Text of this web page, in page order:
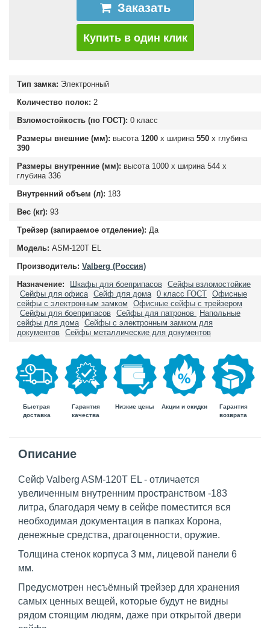
Заказать
Купить в один клик
Тип замка: Электронный
Количество полок: 2
Взломостойкость (по ГОСТ): 0 класс
Размеры внешние (мм): высота 1200 х ширина 550 х глубина
390
Размеры внутренние (мм): высота 1000 х ширина 544 х
глубина 336
Внутренний объем (л): 183
Вес (кг): 93
Трейзер (запираемое отделение): Да
Модель: ASM-120T EL
Производитель: Valberg (Россия)
Назначение:
Шкафы для боеприпасов Сейфы взломостойкие
Сейфы для офиса Сейф для дома 0 класс ГОСТ Офисные
сейфы с электронным замком
Офисные сейфы с трейзером
Сейфы для боеприпасов Сейфы для патронов
Напольные
сейфы для дома Сейфы с электронным замком для
документов Сейфы металлические для документов
Быстрая
доставка
Гарантия
качества
Низкие цены Акции и скидки
Гарантия
возврата
Описание
Сейф Valberg ASM-120T EL - отличается
увеличенным внутренним пространством -183
литра, благодаря чему в сейфе поместится вся
необходимая документация в папках Корона,
денежные средства, драгоценности, оружие.
Толщина стенок корпуса 3 мм, лицевой панели 6
мм.
Предусмотрен несъёмный трейзер для хранения
самых ценных вещей, которые будут не видны
рядом стоящим людям, даже при открытой двери